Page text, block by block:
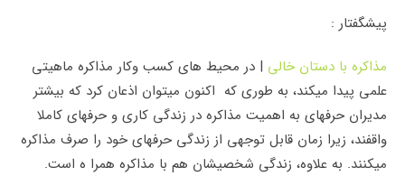
پیشگفتار :
مذاکره با دستان خالی | در محیط­ های کسب وکار مذاکره ماهیتی
علمی پیدا می­کند، به طوری که اکنون می­توان اذعان کرد که بیشتر
مدیران حرفه­ای به اهمیت مذاکره در زندگی کاری و حرفه­ای کاملا
واقفند، زیرا زمان قابل توجهی از زندگی حرفه­ای خود را صرف مذاکره
می­کنند. به علاوه، زندگی شخصی­شان هم با مذاکره همرا ه است.